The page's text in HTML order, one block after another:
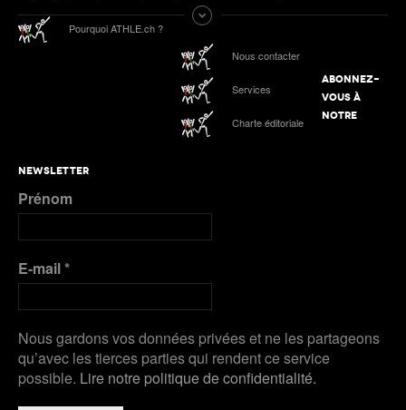
Pourquoi ATHLE.ch ?
Nous contacter
Services
Charte éditoriale
ABONNEZ-
VOUS À
NOTRE
NEWSLETTER
Prénom
E-mail*
Nous gardons vos données privées et ne les partageons
qu’avec les tierces parties qui rendent ce service
possible. Lire notre politique de confidentialité.